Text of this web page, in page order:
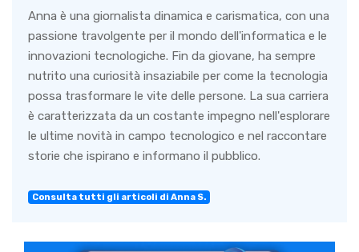
Anna è una giornalista dinamica e carismatica, con una
passione travolgente per il mondo dell'informatica e le
innovazioni tecnologiche. Fin da giovane, ha sempre
nutrito una curiosità insaziabile per come la tecnologia
possa trasformare le vite delle persone. La sua carriera
è caratterizzata da un costante impegno nell'esplorare
le ultime novità in campo tecnologico e nel raccontare
storie che ispirano e informano il pubblico.
Consulta tutti gli articoli di Anna S.